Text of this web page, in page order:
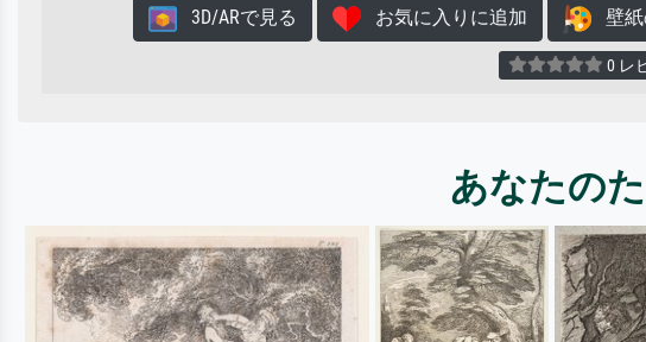
3D/ARで見る お気に入りに追加 壁紙
0 レ
あなたの